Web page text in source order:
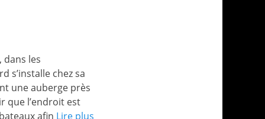
dans les
s’installe chez sa
une auberge près
que l’endroit est
afin Lire plus